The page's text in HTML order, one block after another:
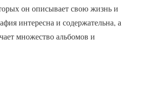
он описывает свою жизнь и
интересна и содержательна, а
множество альбомов и